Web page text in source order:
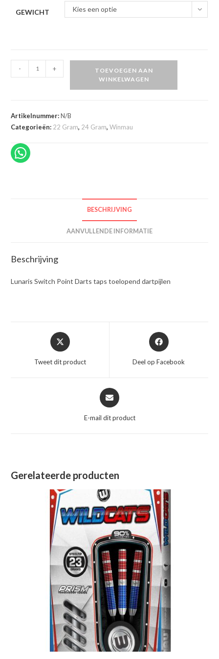
GEWICHT Kies een optie
Switch
taps
toelopend
aantal
- +
TOEVOEGEN AAN
WINKELWAGEN
Artikelnummer:N/B
Categorieën: 22 Gram, 24 Gram,Winmau
BESCHRIJVING
AANVULLENDE INFORMATIE
Beschrijving
Lunaris Switch Point Darts taps toelopend dartpijlen
Opent
in
nieuw
Tweet dit product
Opent
in
nieuw
Deel op Facebook
Opent
in
nieuw
E-mail dit product
Gerelateerde producten